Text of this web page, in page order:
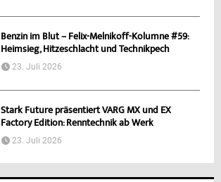
Benzin im Blut – Felix-Melnikoff-Kolumne #59:
Heimsieg, Hitzeschlacht und Technikpech
23. Juli 2026
Stark Future präsentiert VARG MX und EX
Factory Edition: Renntechnik ab Werk
23. Juli 2026